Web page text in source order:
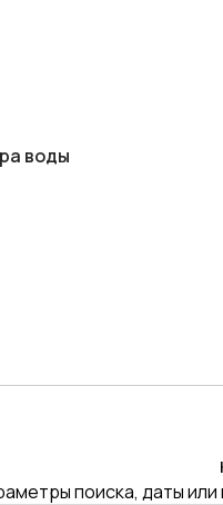
воды
поиска, даты